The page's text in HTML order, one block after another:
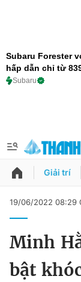
Subaru Forester
hấp dẫn chỉ từ
Subaru
QUẢNG CÁO
Đổi mật
Tin đã lưu
Giải trí
19/06/2022 08:29
Minh
bật